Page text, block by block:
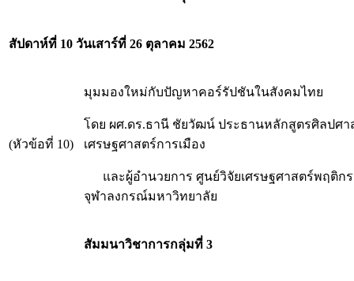
สัปดาห์ที่ 10 วันเสาร์ที่ 26 ตุลาคม 2562
(หัวข้อที่ 10)
มุมมองใหม่กับปัญหาคอร์รัปชันในสังคมไทย
โดย ผศ.ดร.ธานี ชัยวัฒน์ ประธานหลักสูตรศิลปศ
เศรษฐศาสตร์การเมือง
และผู้อำนวยการ ศูนย์วิจัยเศรษฐศาสตร์พฤติก
จุฬาลงกรณ์มหาวิทยาลัย
สัมมนาวิชาการกลุ่มที่ 3